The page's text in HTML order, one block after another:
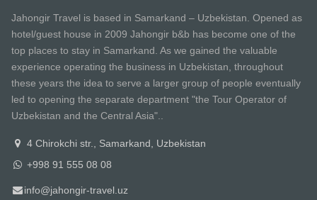
Jahongir Travel is based in Samarkand – Uzbekistan. Opened as
hotel/guest house in 2009 Jahongir b&b has become one of the
top places to stay in Samarkand. As we gained the valuable
experience operating the business in Uzbekistan, throughout
these years the idea to serve a larger group of people eventually
led to opening the separate department "the Tour Operator of
Uzbekistan and the Central Asia"..
4 Chirokchi str., Samarkand, Uzbekistan
+998 91 555 08 08
info@jahongir-travel.uz